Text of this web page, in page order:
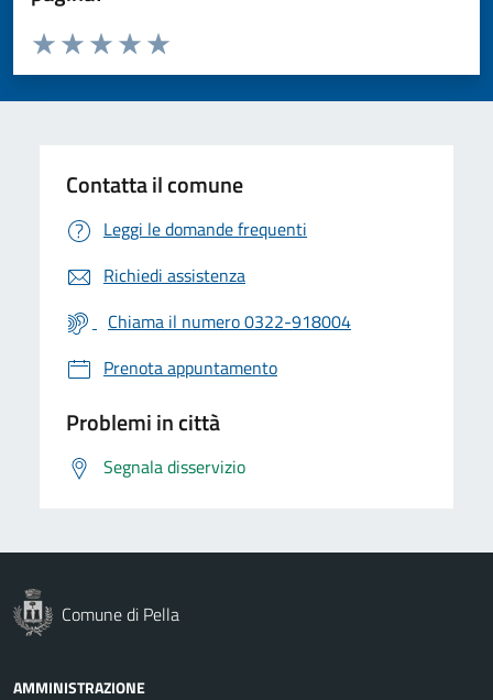
Valuta da 1 a 5 stelle la pagina
Valuta 5 stelle su 5
Valuta 4 stelle su 5
Valuta 3 stelle su 5
Valuta 2 stelle su 5
Valuta 1 stelle su 5
Contatta il comune
Leggi le domande frequenti
Richiedi assistenza
Chiama il numero 0322-918004
Prenota appuntamento
Problemi in città
Segnala disservizio
Comune di Pella
AMMINISTRAZIONE